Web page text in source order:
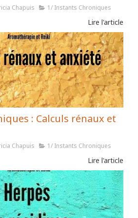
Chapuis 1/ Instants Chroniques
Lire l'article
: Calculs rénaux et
Chapuis 1/ Instants Chroniques
Lire l'article